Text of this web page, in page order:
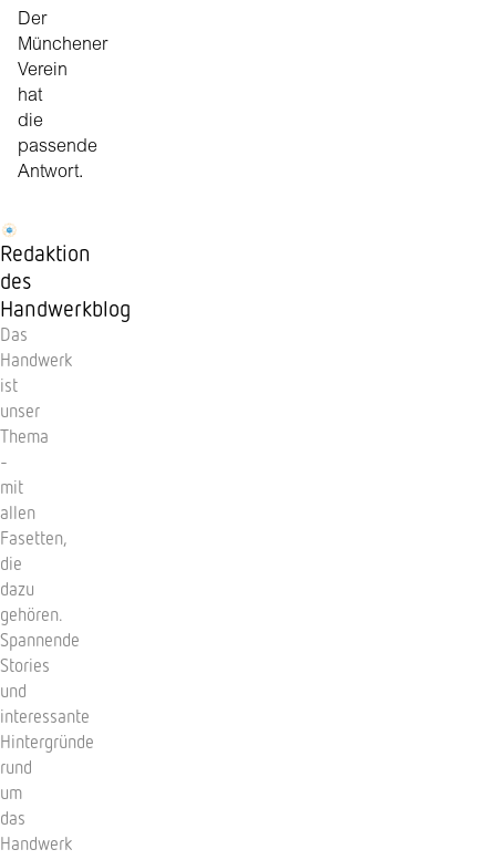
Der
Münchener
Verein
hat
die
passende
Antwort.
Redaktion
des
Handwerkblog
Das
Handwerk
ist
unser
Thema
-
mit
allen
Fasetten,
die
dazu
gehören.
Spannende
Stories
und
interessante
Hintergründe
rund
um
das
Handwerk